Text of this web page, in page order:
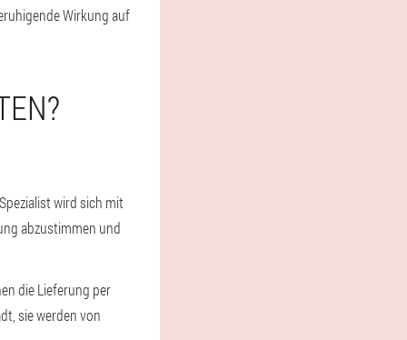
Wirkung auf
wird sich mit
abzustimmen und
die Lieferung per
sie werden von